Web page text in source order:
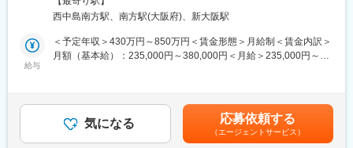
◇その他事務業務
・業務効率化やバックオフィス体制整備の提案
・裁量と柔軟性のある環境で、自ら業務を組み立てていける
・エンタメ業界の第一線を支える「現場の要」になれる
る感動空間の創造をチームで推進いただきます。
まずは案件対応による業務量の拡大とそれに応じてスキルアップ
していただくことを目指していただき、中?期的には、次世代のリ
ーダーとして、マネジメントを行っていただきたいと考えていま
・調査内容と図面を照らし合わせ、微調整が必要な箇所を洗い出
し。
・テントや建物、仮設トイレ等の施工手順、工程表の作成。
西中島南方駅、南方駅(大阪府)、新大阪駅
給与
＜予定年収＞430万円～850万円＜賃金形態＞月給制＜賃金内訳＞
月額（基本給）：235,000円～380,000円＜月給＞235,000円～
上下する可能性があります。月給(月額)は固定手当を含めた表記で
す。
気になる 応募依頼する
（エージェントサービス）